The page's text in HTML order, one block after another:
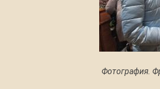
Фотография.